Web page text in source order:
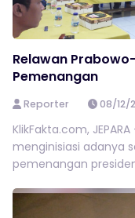
Relawan
Pemenangan
Reporter 08/12/
KlikFakta.com,
menginisiasi adanya
pemenangan